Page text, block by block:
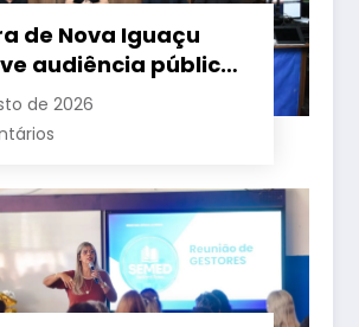
de Nova Iguaçu
audiência pública
melhorias no
de energia
de 2026